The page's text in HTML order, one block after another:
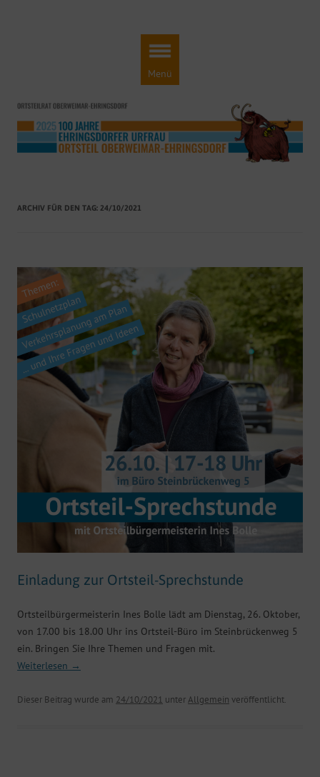
Menü
ARCHIV FÜR DEN TAG: 24/10/2021
Einladung zur Ortsteil-Sprechstunde
Ortsteilbürgermeisterin Ines Bolle lädt am Dienstag, 26. Oktober,
von 17.00 bis 18.00 Uhr ins Ortsteil-Büro im Steinbrückenweg 5
ein. Bringen Sie Ihre Themen und Fragen mit.
Weiterlesen →
Dieser Beitrag wurde am 24/10/2021 unterAllgemein veröffentlicht.